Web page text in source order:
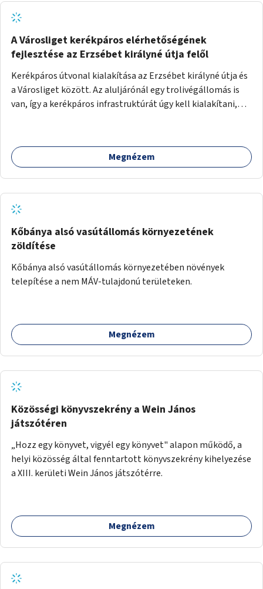
A Városliget kerékpáros elérhetőségének
fejlesztése az Erzsébet királyné útja felől
Kerékpáros útvonal kialakítása az Erzsébet királyné útja és
a Városliget között. Az aluljárónál egy trolivégállomás is
van, így a kerékpáros infrastruktúrát úgy kell kialakítani,
körúton, majd a Városligetig folytatódna a Hermina utat
keresztezve.
Megnézem
Kőbánya alsó vasútállomás környezetének
zöldítése
Kőbánya alsó vasútállomás környezetében növények
telepítése a nem MÁV-tulajdonú területeken.
Megnézem
Közösségi könyvszekrény a Wein János
játszótéren
„Hozz egy könyvet, vigyél egy könyvet" alapon működő, a
helyi közösség által fenntartott könyvszekrény kihelyezése
a XIII. kerületi Wein János játszótérre.
Megnézem